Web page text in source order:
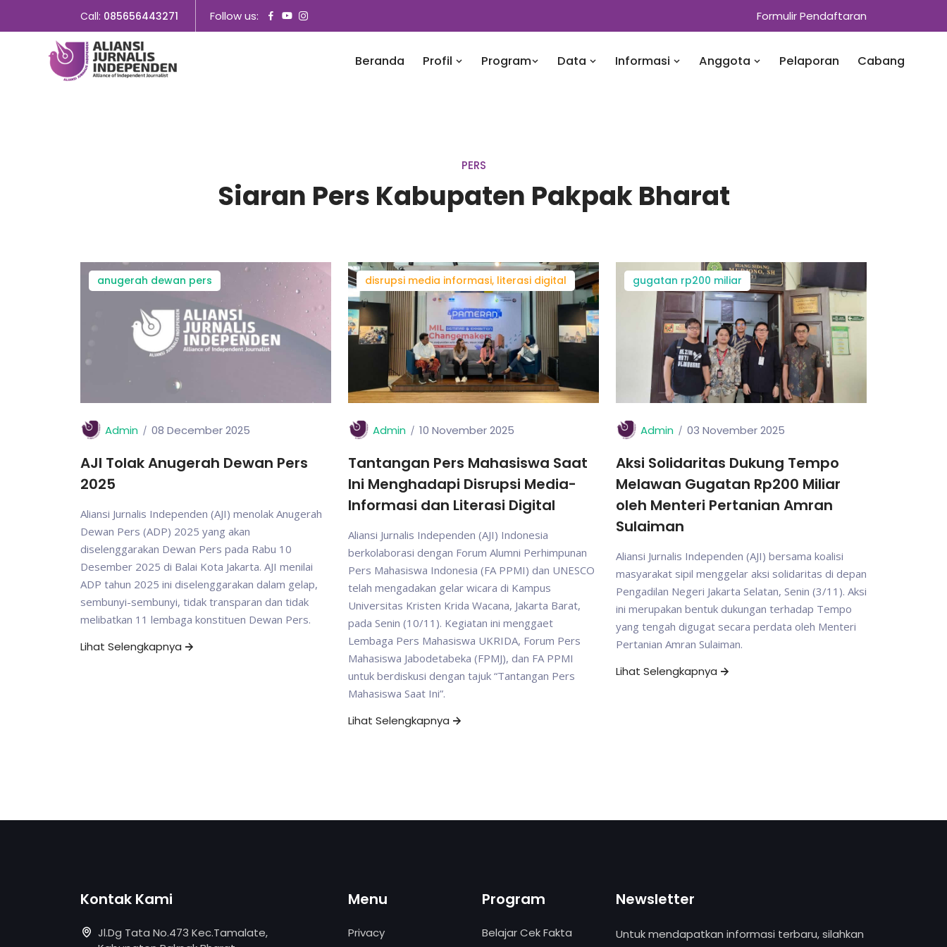
Call: 085656443271 Follow us: Formulir Pendaftaran
Beranda Profil Program Data Informasi Anggota Pelaporan Cabang
PERS
Siaran Pers Kabupaten Pakpak Bharat
anugerah dewan pers
Admin 08 December 2025
AJI Tolak Anugerah Dewan Pers
2025
Aliansi Jurnalis Independen (AJI) menolak Anugerah
Dewan Pers (ADP) 2025 yang akan
diselenggarakan Dewan Pers pada Rabu 10
Desember 2025 di Balai Kota Jakarta. AJI menilai
ADP tahun 2025 ini diselenggarakan dalam gelap,
sembunyi-sembunyi, tidak transparan dan tidak
melibatkan 11 lembaga konstituen Dewan Pers.
Lihat Selengkapnya
disrupsi media informasi, literasi digital
Admin 10 November 2025
Tantangan Pers Mahasiswa Saat
Ini Menghadapi Disrupsi Media-
Informasi dan Literasi Digital
Aliansi Jurnalis Independen (AJI) Indonesia
berkolaborasi dengan Forum Alumni Perhimpunan
Pers Mahasiswa Indonesia (FA PPMI) dan UNESCO
telah mengadakan gelar wicara di Kampus
Universitas Kristen Krida Wacana, Jakarta Barat,
pada Senin (10/11). Kegiatan ini menggaet
Lembaga Pers Mahasiswa UKRIDA, Forum Pers
Mahasiswa Jabodetabeka (FPMJ), dan FA PPMI
untuk berdiskusi dengan tajuk “Tantangan Pers
Mahasiswa Saat Ini”.
Lihat Selengkapnya
gugatan rp200 miliar
Admin 03 November 2025
Aksi Solidaritas Dukung Tempo
Melawan Gugatan Rp200 Miliar
oleh Menteri Pertanian Amran
Sulaiman
Aliansi Jurnalis Independen (AJI) bersama koalisi
masyarakat sipil menggelar aksi solidaritas di depan
Pengadilan Negeri Jakarta Selatan, Senin (3/11). Aksi
ini merupakan bentuk dukungan terhadap Tempo
yang tengah digugat secara perdata oleh Menteri
Pertanian Amran Sulaiman.
Lihat Selengkapnya
Kontak Kami
Jl.Dg Tata No.473 Kec.Tamalate,
Menu
Privacy
Program
Belajar Cek Fakta
Newsletter
Untuk mendapatkan informasi terbaru, silahkan